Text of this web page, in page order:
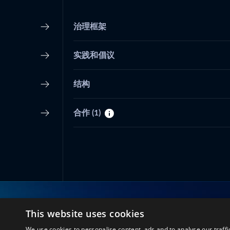
治理框架
实践和倡议
结构
合作 (1)
This website uses cookies